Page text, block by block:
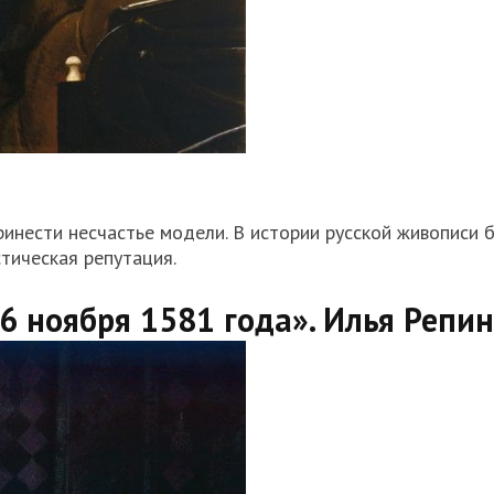
несчастье модели. В истории русской живописи
репутация.
ноября 1581 года». Илья Репин